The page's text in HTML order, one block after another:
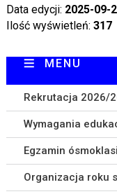
Data edycji: 2025-09-
Ilość wyświetleń: 317
MENU
Rekrutacja 2026/
Wymagania
Egzamin
Organizacja roku